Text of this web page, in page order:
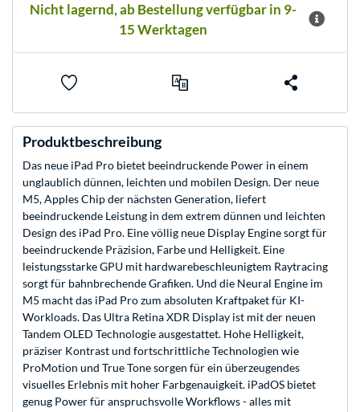
Nicht lagernd, ab Bestellung verfügbar in 9-
15 Werktagen
Produktbeschreibung
Das neue iPad Pro bietet beeindruckende Power in einem
unglaublich dünnen, leichten und mobilen Design. Der neue
M5, Apples Chip der nächsten Generation, liefert
beeindruckende Leistung in dem extrem dünnen und leichten
Design des iPad Pro. Eine völlig neue Display Engine sorgt für
beeindruckende Präzision, Farbe und Helligkeit. Eine
leistungsstarke GPU mit hardwarebeschleunigtem Raytracing
sorgt für bahnbrechende Grafiken. Und die Neural Engine im
M5 macht das iPad Pro zum absoluten Kraftpaket für KI-
Workloads. Das Ultra Retina XDR Display ist mit der neuen
Tandem OLED Technologie ausgestattet. Hohe Helligkeit,
präziser Kontrast und fortschrittliche Technologien wie
ProMotion und True Tone sorgen für ein überzeugendes
visuelles Erlebnis mit hoher Farbgenauigkeit. iPadOS bietet
genug Power für anspruchsvolle Workflows - alles mit